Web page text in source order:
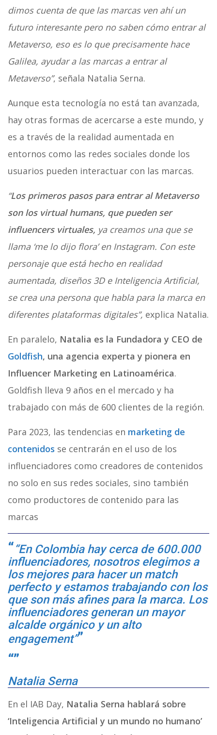
dimos cuenta de que las marcas ven ahí un
futuro interesante pero no saben cómo entrar al
Metaverso, eso es lo que precisamente hace
Galilea, ayudar a las marcas a entrar al
Metaverso”, señala Natalia Serna.
Aunque esta tecnología no está tan avanzada,
hay otras formas de acercarse a este mundo, y
es a través de la realidad aumentada en
entornos como las redes sociales donde los
usuarios pueden interactuar con las marcas.
“Los primeros pasos para entrar al Metaverso
son los virtual humans, que pueden ser
influencers virtuales, ya creamos una que se
llama ‘me lo dijo flora’ en Instagram. Con este
personaje que está hecho en realidad
aumentada, diseños 3D e Inteligencia Artificial,
se crea una persona que habla para la marca en
diferentes plataformas digitales”, explica Natalia.
En paralelo, Natalia es la Fundadora y CEO de
Goldfish, una agencia experta y pionera en
Influencer Marketing en Latinoamérica.
Goldfish lleva 9 años en el mercado y ha
trabajado con más de 600 clientes de la región.
Para 2023, las tendencias en marketing de
contenidos se centrarán en el uso de los
influenciadores como creadores de contenidos
no solo en sus redes sociales, sino también
como productores de contenido para las
marcas
“En Colombia hay cerca de 600.000
influenciadores, nosotros elegimos a
los mejores para hacer un match
perfecto y estamos trabajando con los
que son más afines para la marca. Los
influenciadores generan un mayor
alcalde orgánico y un alto
engagement”
Natalia Serna
En el IAB Day, Natalia Serna hablará sobre
‘Inteligencia Artificial y un mundo no humano’